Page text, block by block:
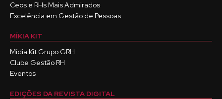
Ceos e RHs Mais Admirados
Excelência em Gestão de Pessoas
MÍKIA KIT
Mídia Kit Grupo GRH
Clube Gestão RH
Eventos
EDIÇÕES DA REVISTA DIGITAL